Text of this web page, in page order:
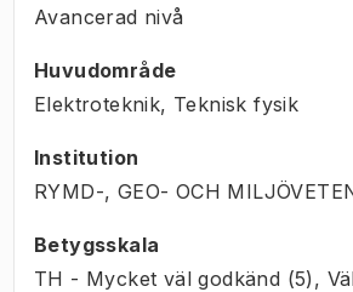
Avancerad nivå
Huvudområde
Elektroteknik, Teknisk fysik
Institution
RYMD-, GEO- OCH
Betygsskala
TH - Mycket väl godkänd (5),